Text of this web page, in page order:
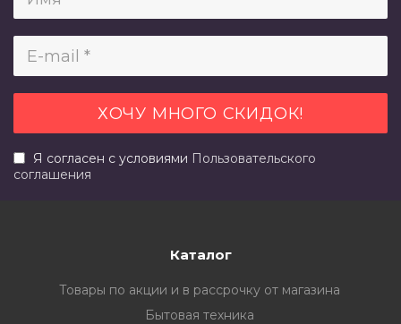
Я согласен с условиями Пользовательского
соглашения
Каталог
Товары по акции и в рассрочку от магазина
Бытовая техника